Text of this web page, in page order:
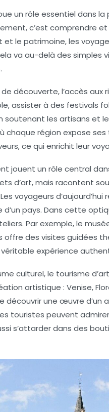
un rôle essentiel dans
c’est comprendre
et le patrimoine, les
va au-delà des simples
de découverte, l’accès
assister à des festivals
les artisans et
chaque région expose
ce qui enrichit leur
jouent un rôle central
d’art, mais racontent
voyageurs
d’un pays. Dans cette
Par exemple, le
offre des visites guidées
expérience
culturel, le tourisme d’art
artistique : Venise,
découvrir une œuvre d’un
touristes peuvent
s’attarder dans des